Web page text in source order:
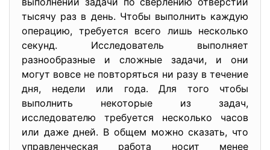
тысячу раз в день. Чтобы выполнить каждую
операцию, требуется всего лишь несколько
секунд. Исследователь выполняет
разнообразные и сложные задачи, и они
могут вовсе не повторяться ни разу в течение
дня, недели или года. Для того чтобы
выполнить некоторые из задач,
исследователю требуется несколько часов
или даже дней. В общем можно сказать, что
управленческая работа носит менее